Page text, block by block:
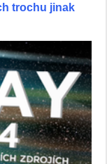
trochu jinak